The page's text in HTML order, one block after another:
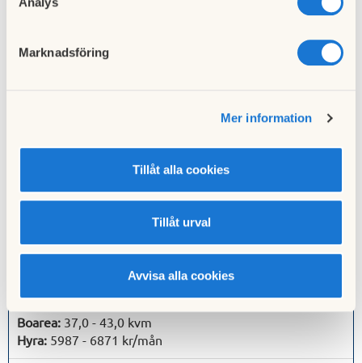
Marknadsföring
Mer information
Tillåt alla cookies
Tillåt urval
Avvisa alla cookies
Adress:
Förmedling:
315
Lägenheter i fastigheten
Antal:14
Boarea: 37,0 - 43,0 kvm
Hyra: 5987 - 6871 kr/mån